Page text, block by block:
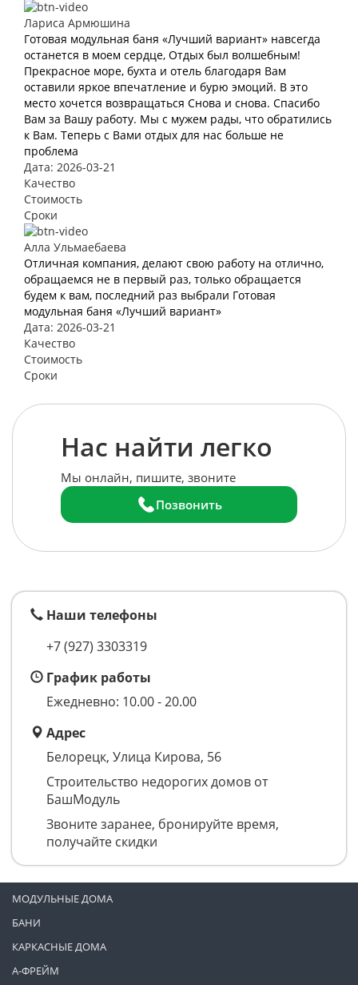
Лариса Армюшина
Готовая модульная баня «Лучший вариант» навсегда
останется в моем сердце, Отдых был волшебным!
Прекрасное море, бухта и отель благодаря Вам
оставили яркое впечатление и бурю эмоций. В это
место хочется возвращаться Снова и снова. Спасибо
Вам за Вашу работу. Мы с мужем рады, что обратились
к Вам. Теперь с Вами отдых для нас больше не
проблема
Дата: 2026-03-21
Качество
Стоимость
Сроки
Алла Ульмаебаева
Отличная компания, делают свою работу на отлично,
обращаемся не в первый раз, только обращается
будем к вам, последний раз выбрали Готовая
модульная баня «Лучший вариант»
Дата: 2026-03-21
Качество
Стоимость
Сроки
Нас найти легко
Мы онлайн, пишите, звоните
Позвонить
Наши телефоны
+7 (927) 3303319
График работы
Ежедневно: 10.00 - 20.00
Адрес
Белорецк, Улица Кирова, 56
Строительство недорогих домов от
БашМодуль
Звоните заранее, бронируйте время,
получайте скидки
МОДУЛЬНЫЕ ДОМА
БАНИ
КАРКАСНЫЕ ДОМА
А-ФРЕЙМ